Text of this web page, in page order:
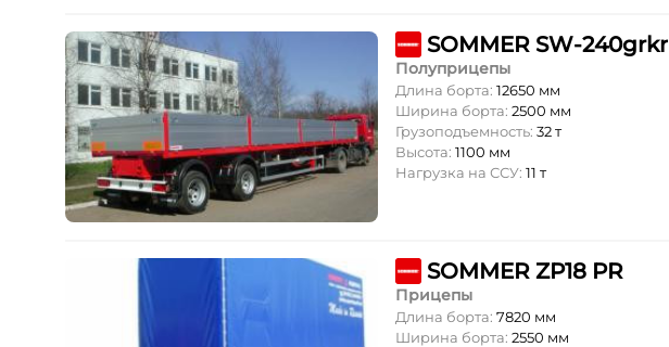
SOMMER SW-240grkr
Полуприцепы
Длина борта: 12650 мм
Ширина борта: 2500 мм
Грузоподъемность: 32 т
Высота: 1100 мм
Нагрузка на ССУ: 11 т
SOMMER ZP18 PR
Прицепы
Длина борта: 7820 мм
Ширина борта: 2550 мм